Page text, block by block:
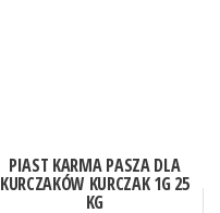
PIAST KARMA PASZA DLA
KURCZAKÓW KURCZAK 1G 25
KG